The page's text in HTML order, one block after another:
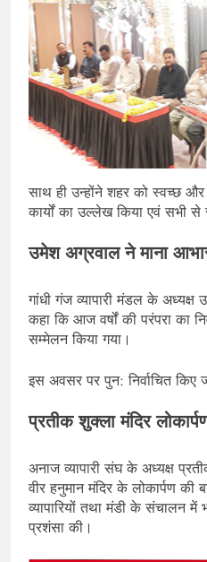
साथ ही उन्होंने शहर को स्वच्छ
कार्यों का उल्लेख किया एवं सभी से
उमेश अग्रवाल ने माना
गांधी गंज व्यापारी मंडल के
कहा कि आज वर्षों की परंपरा का
सम्मेलन किया गया।
इस अवसर पर पुन: निर्वाचित किए
प्रतीक शुक्ला मंदिर
अनाज व्यापारी संघ के अध्यक्ष
वीर हनुमान मंदिर के लोकार्पण
व्यापारियों तथा मंडी के संचालन में
प्रशंसा की।